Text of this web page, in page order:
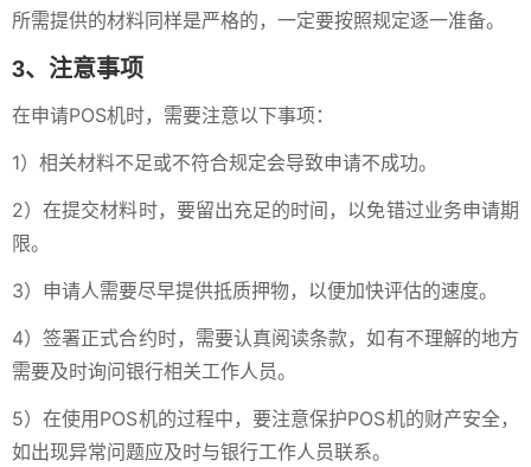
所需提供的材料同样是严格的，一定要按照规定逐一准备。
3、注意事项
在申请POS机时，需要注意以下事项：
1）相关材料不足或不符合规定会导致申请不成功。
2）在提交材料时，要留出充足的时间，以免错过业务申请期
限。
3）申请人需要尽早提供抵质押物，以便加快评估的速度。
4）签署正式合约时，需要认真阅读条款，如有不理解的地方
需要及时询问银行相关工作人员。
5）在使用POS机的过程中，要注意保护POS机的财产安全，
如出现异常问题应及时与银行工作人员联系。